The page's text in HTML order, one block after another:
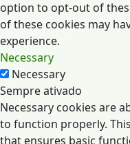
option to opt-out of
of these cookies may
experience.
Necessary
Necessary
Sempre ativado
Necessary cookies are
to function properly.
that ensures basic